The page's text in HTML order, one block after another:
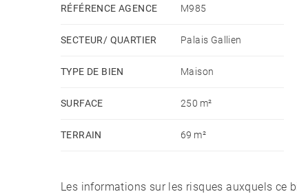
RÉFÉRENCE AGENCE M985
SECTEUR/ QUARTIER Palais Gallien
TYPE DE BIEN Maison
SURFACE 250 m²
TERRAIN 69 m²
Les informations sur les risques auxquels ce